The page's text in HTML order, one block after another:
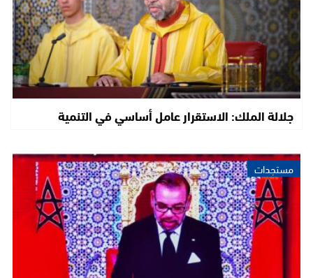
جلالة الملك: الاستقرار عامل أساسي في التنمية
مستجدات